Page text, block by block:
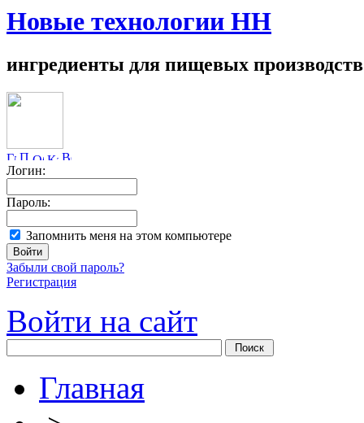
Новые технологии НН
ингредиенты для пищевых производств
Логин:
Пароль:
Запомнить меня на этом компьютере
Забыли свой пароль?
Регистрация
Войти на сайт
Главная